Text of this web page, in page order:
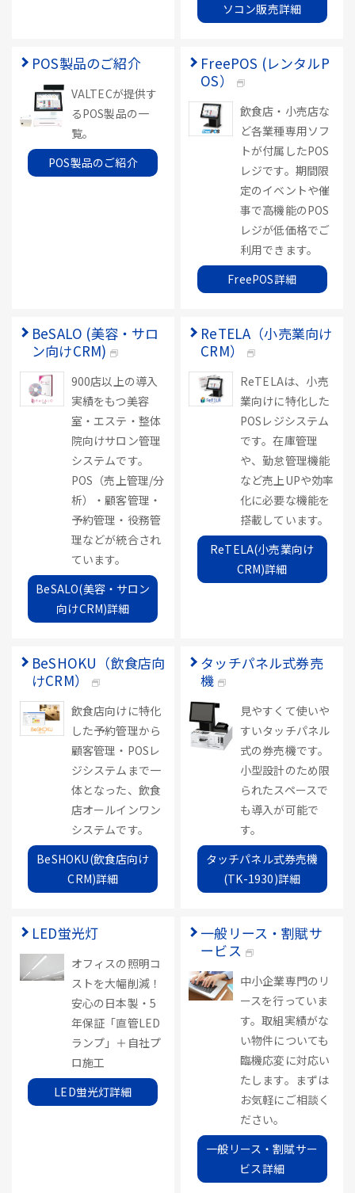
ソコン販売詳細
POS製品のご紹介
VALTECが提供す
るPOS製品の一
覧。
POS製品のご紹介
FreePOS (レンタルP
OS）
飲食店・小売店な
ど各業種専用ソフ
トが付属したPOS
レジです。期間限
定のイベントや催
事で高機能のPOS
レジが低価格でご
利用できます。
FreePOS詳細
BeSALO (美容・サロ
ン向けCRM)
900店以上の導入
実績をもつ美容
室・エステ・整体
院向けサロン管理
システムです。
POS（売上管理/分
析）・顧客管理・
予約管理・役務管
理などが統合され
ています。
BeSALO(美容・サロン
向けCRM)詳細
ReTELA（小売業向け
CRM）
ReTELAは、小売
業向けに特化した
POSレジシステム
です。在庫管理
や、勤怠管理機能
など売上UPや効率
化に必要な機能を
搭載しています。
ReTELA(小売業向け
CRM)詳細
BeSHOKU（飲食店向
けCRM）
飲食店向けに特化
した予約管理から
顧客管理・POSレ
ジシステムまで一
体となった、飲食
店オールインワン
システムです。
BeSHOKU(飲食店向け
CRM)詳細
タッチパネル式券売
機
見やすくて使いや
すいタッチパネル
式の券売機です。
小型設計のため限
られたスペースで
も導入が可能で
す。
タッチパネル式券売機
(TK-1930)詳細
LED蛍光灯
オフィスの照明コ
ストを大幅削減！
安心の日本製・5
年保証「直管LED
ランプ」＋自社プ
ロ施工
LED蛍光灯詳細
一般リース・割賦サ
ービス
中小企業専門のリ
ースを行っていま
す。取組実績がな
い物件についても
臨機応変に対応い
たします。まずは
お気軽にご相談く
ださい。
一般リース・割賦サー
ビス詳細